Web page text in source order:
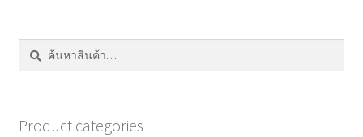
ค้นหา:
ค้นหา
Product categories